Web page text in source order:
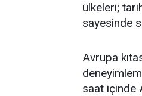
ülkeleri;
sayesinde
Avrupa
saat içinde